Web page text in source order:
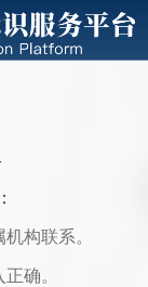
构联系。
确。